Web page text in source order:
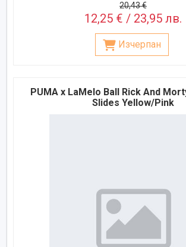
20,43 €
12,25 € / 23,95 лв.
Изчерпан
PUMA x LaMelo Ball Rick And
Slides Yellow/Pink